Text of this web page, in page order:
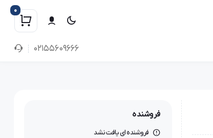
0
02155609666
فروشنده
فروشنده ای یافت نشد